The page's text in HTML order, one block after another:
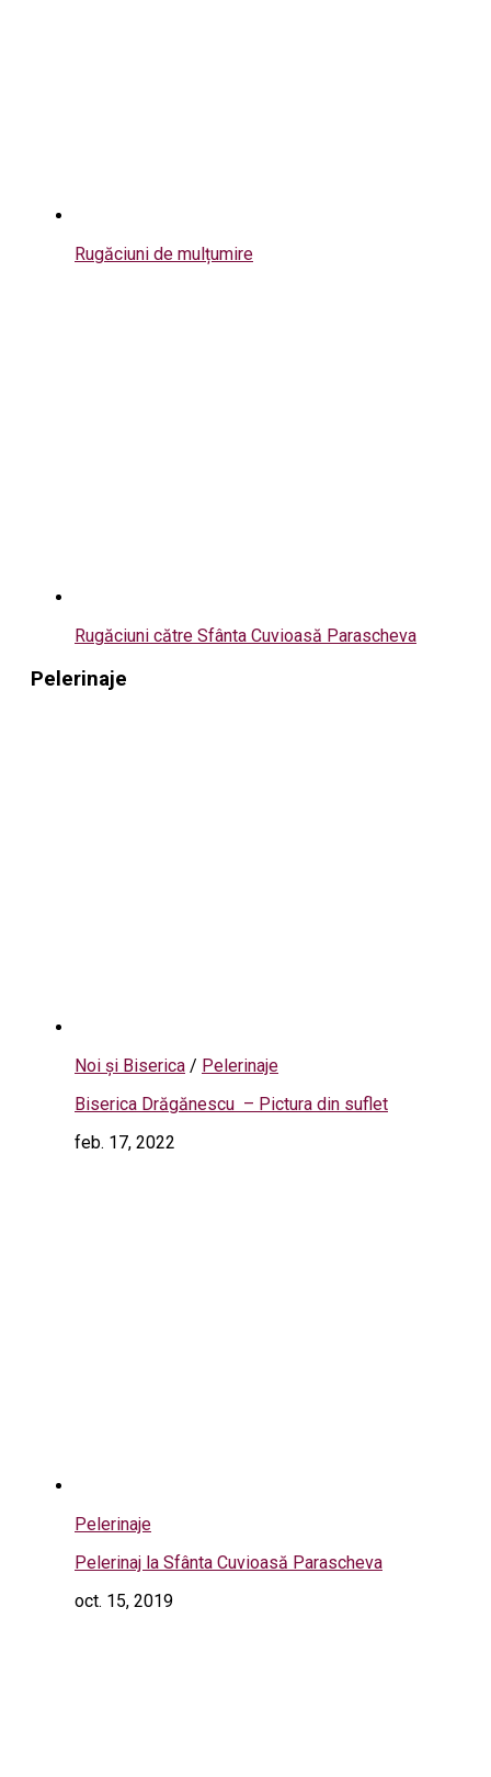
Rugăciuni de mulțumire
Rugăciuni către Sfânta Cuvioasă Parascheva
Pelerinaje
Noi și Biserica / Pelerinaje
Biserica Drăgănescu – Pictura din suflet
feb. 17, 2022
Pelerinaje
Pelerinaj la Sfânta Cuvioasă Parascheva
oct. 15, 2019